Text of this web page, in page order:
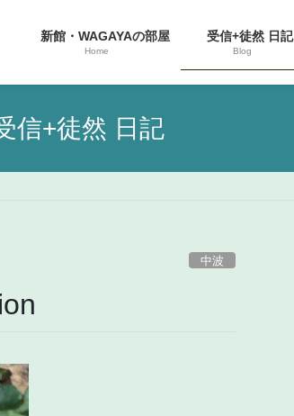
新館・WAGAYAの部屋
Home
受信+徒然 日記
Blog
信+徒然 日記
中波